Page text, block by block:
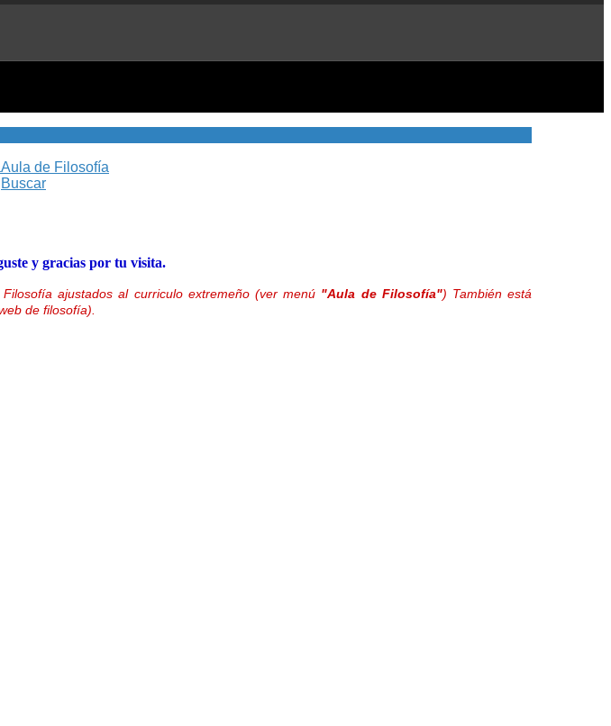
Aula de Filosofía
Buscar
y gracias por tu visita.
ajustados al curriculo extremeño (ver menú "Aula de Filosofía") También está
de filosofía).